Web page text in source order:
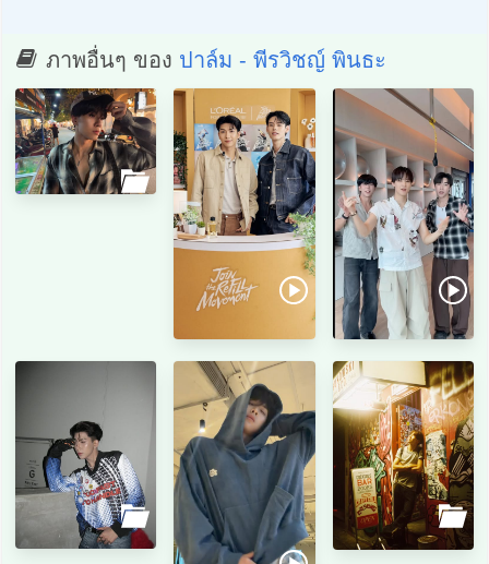
ภาพอื่นๆ ของ ปาล์ม - พีรวิชญ์ พินธะ